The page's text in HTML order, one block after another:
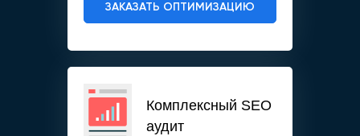
Комплексный SEO
аудит
ЗАКАЗАТЬ ОПТИМИЗАЦИЮ